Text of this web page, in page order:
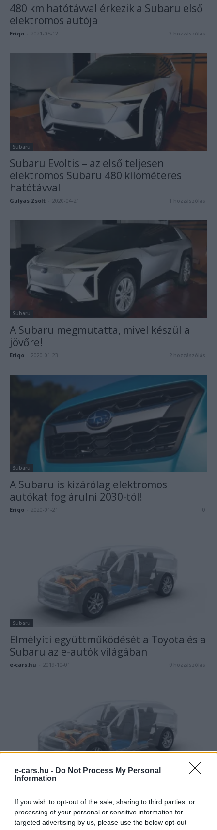
e-cars.hu - Do Not Process My Personal
Information
If you wish to opt-out of the sale, sharing to third parties, or
processing of your personal or sensitive information for
targeted advertising by us, please use the below opt-out
480 km hatótávval érkezik a Subaru első
elektromos autója
Eriqo 2021-05-12 3 hozzászólás
Subaru
Subaru Evoltis – az első teljesen
elektromos Subaru 480 kilométeres
hatótávval
Gulyas Zsolt 2020-04-21 1 hozzászólás
Subaru
A Subaru megmutatta, mivel készül a
jövőre!
Eriqo 2020-01-23 2 hozzászólás
Subaru
A Subaru is kizárólag elektromos
autókat fog árulni 2030-tól!
Eriqo 2020-01-21 0
Subaru
Elmélyíti együttműködését a Toyota és a
Subaru az e-autók világában
e-cars.hu 2019-10-01 0 hozzászólás
Subaru
Toyota és a Subaru
e-cars.hu - 2019-06-12 0 hozzászólás